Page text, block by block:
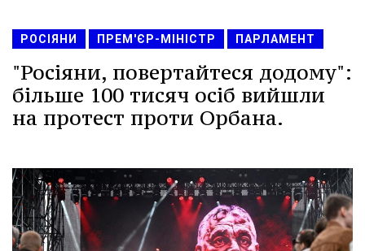
РОСІЯНИ ПРЕМ'ЄР-МІНІСТР ПАРЛАМЕНТ
"Росіяни, повертайтеся додому":
більше 100 тисяч осіб вийшли
на протест проти Орбана.